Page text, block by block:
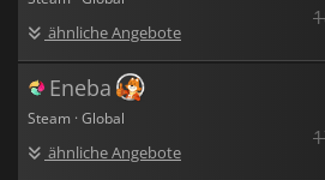
ähnliche Angebote
Eneba
Steam · Global
ähnliche Angebote